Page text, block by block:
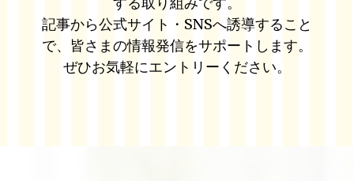
記事から公式サイト・SNSへ誘導すること
で、皆さまの情報発信をサポートします。
ぜひお気軽にエントリーください。